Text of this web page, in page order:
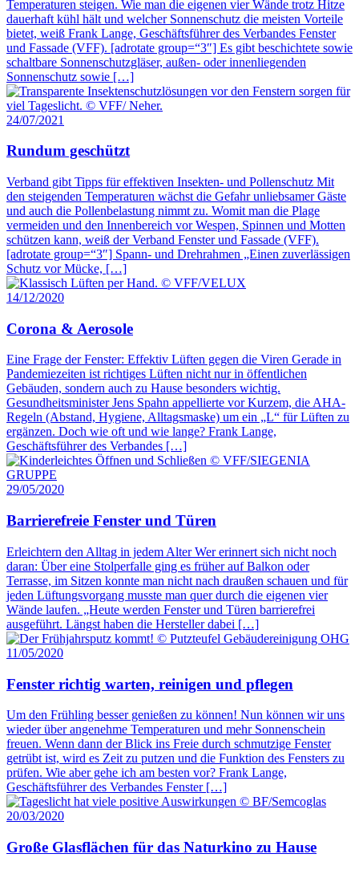
Temperaturen steigen. Wie man die eigenen vier Wände trotz Hitze
dauerhaft kühl hält und welcher Sonnenschutz die meisten Vorteile
bietet, weiß Frank Lange, Geschäftsführer des Verbandes Fenster
und Fassade (VFF). [adrotate group=“3″] Es gibt beschichtete sowie
schaltbare Sonnenschutzgläser, außen- oder innenliegenden
Sonnenschutz sowie […]
24/07/2021
Rundum geschützt
Verband gibt Tipps für effektiven Insekten- und Pollenschutz Mit
den steigenden Temperaturen wächst die Gefahr unliebsamer Gäste
und auch die Pollenbelastung nimmt zu. Womit man die Plage
vermeiden und den Innenbereich vor Wespen, Spinnen und Motten
schützen kann, weiß der Verband Fenster und Fassade (VFF).
[adrotate group=“3″] Spann- und Drehrahmen „Einen zuverlässigen
Schutz vor Mücke, […]
14/12/2020
Corona & Aerosole
Eine Frage der Fenster: Effektiv Lüften gegen die Viren Gerade in
Pandemiezeiten ist richtiges Lüften nicht nur in öffentlichen
Gebäuden, sondern auch zu Hause besonders wichtig.
Gesundheitsminister Jens Spahn appellierte vor Kurzem, die AHA-
Regeln (Abstand, Hygiene, Alltagsmaske) um ein „L“ für Lüften zu
ergänzen. Doch wie oft und wie lange? Frank Lange,
Geschäftsführer des Verbandes […]
29/05/2020
Barrierefreie Fenster und Türen
Erleichtern den Alltag in jedem Alter Wer erinnert sich nicht noch
daran: Über eine Stolperfalle ging es früher auf Balkon oder
Terrasse, im Sitzen konnte man nicht nach draußen schauen und für
jeden Lüftungsvorgang musste man quer durch die eigenen vier
Wände laufen. „Heute werden Fenster und Türen barrierefrei
ausgeführt. Längst haben die Hersteller dabei […]
11/05/2020
Fenster richtig warten, reinigen und pflegen
Um den Frühling besser genießen zu können! Nun können wir uns
wieder über angenehme Temperaturen und mehr Sonnenschein
freuen. Wenn dann der Blick ins Freie durch schmutzige Fenster
getrübt ist, wird es Zeit zu putzen und die Funktion des Fensters zu
prüfen. Wie aber gehe ich am besten vor? Frank Lange,
Geschäftsführer des Verbandes Fenster […]
20/03/2020
Große Glasflächen für das Naturkino zu Hause